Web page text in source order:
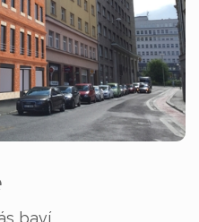
baví.